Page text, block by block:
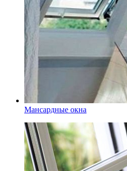
Мансардные окна